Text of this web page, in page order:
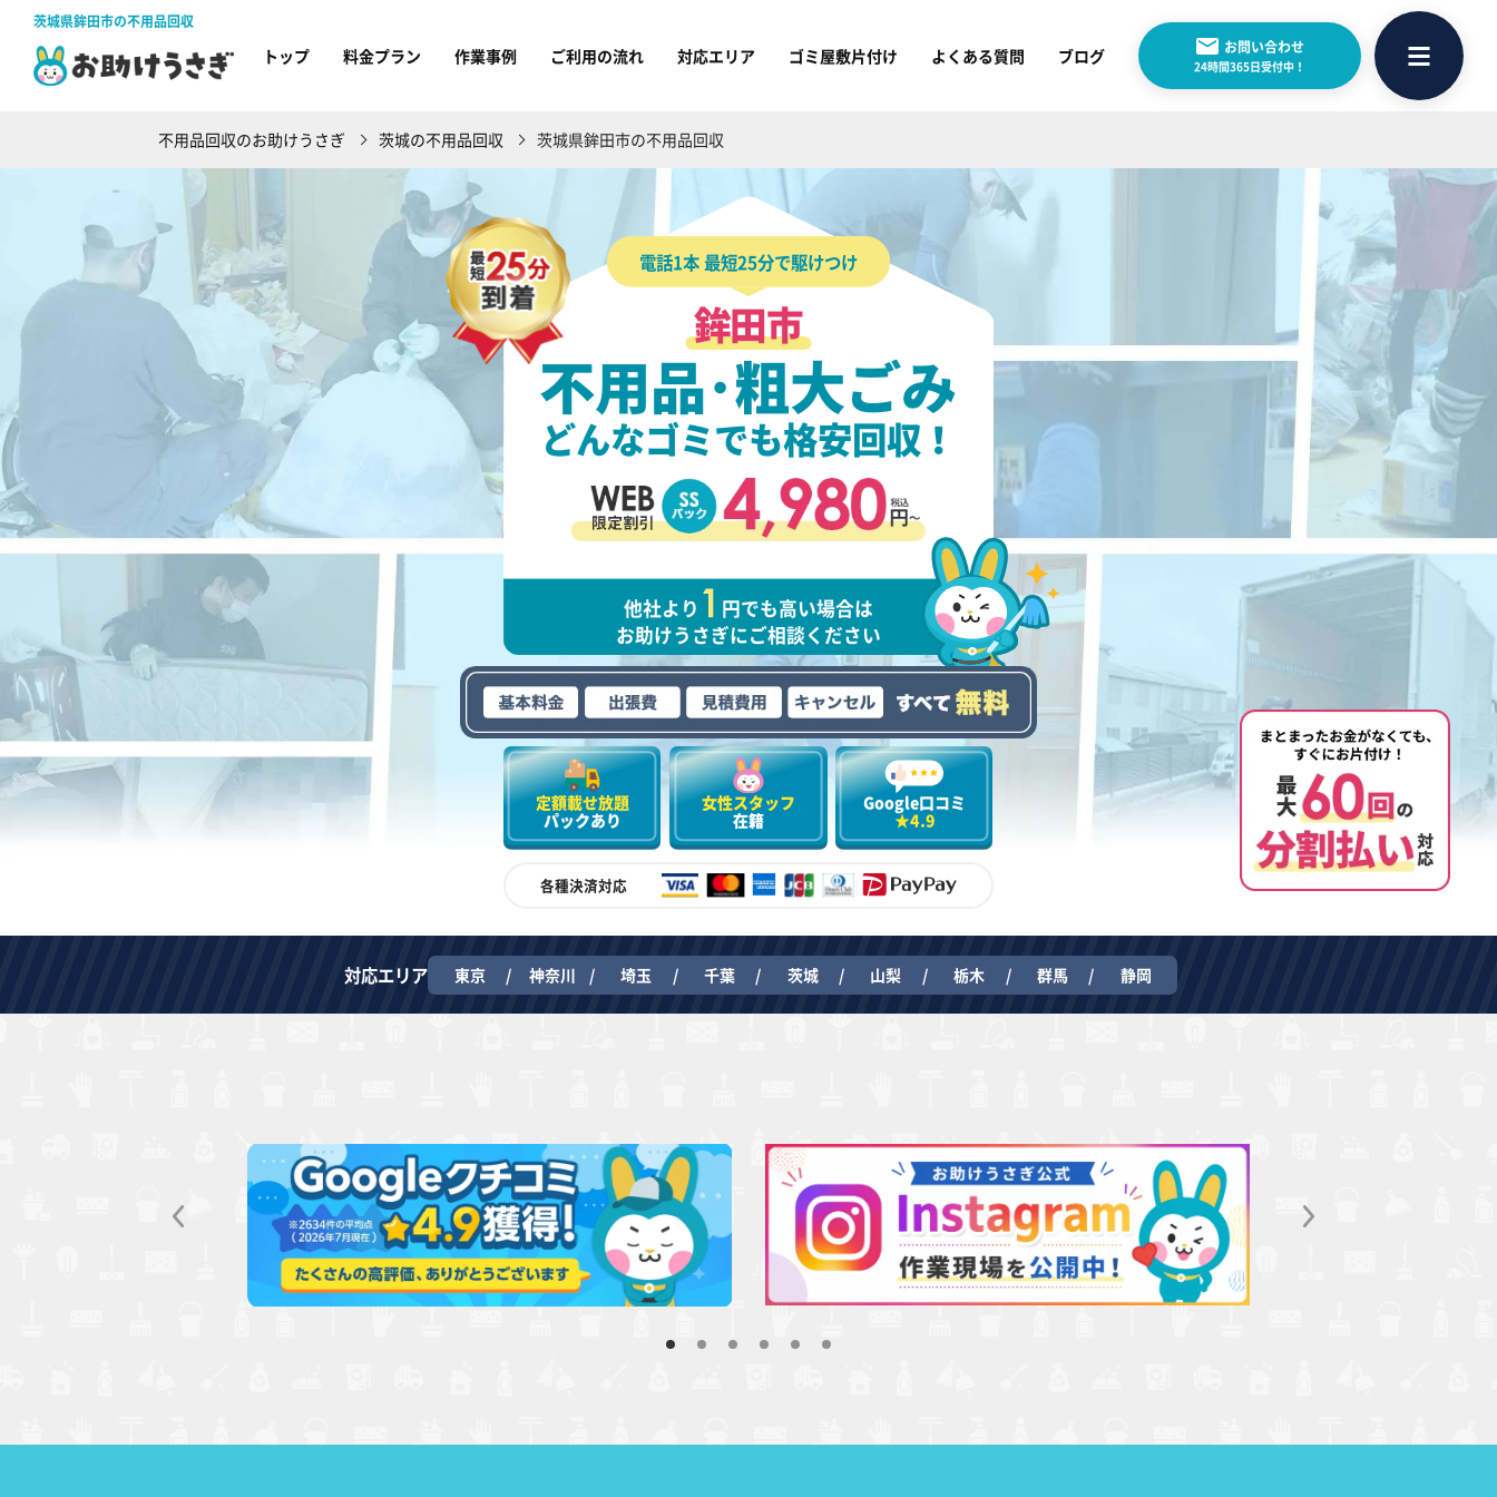
茨城県鉾田市の不用品回収
トップ 料金プラン 作業事例 ご利用の流れ 対応エリア ゴミ屋敷片付け よくある質問 ブログ お問い合わせ
24時間365日受付中！
不用品回収のお助けうさぎ 茨城の不用品回収 茨城県鉾田市の不用品回収
電話1本 最短25分で駆けつけ
鉾田市
不用品･粗大ごみ
どんなゴミでも格安回収！
他社より
円でも高い場合は
お助けうさぎにご相談ください
定額載せ放題
パックあり
女性スタッフ
在籍
Google口コミ
★4.9
各種決済対応
対応エリア 東京 神奈川 埼玉 千葉 茨城 山梨 栃木 群馬 静岡